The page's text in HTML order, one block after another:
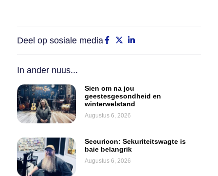
Deel op sosiale media
In ander nuus...
Sien om na jou
geestesgesondheid en
winterwelstand
Augustus 6, 2026
Securicon: Sekuriteitswagte is
baie belangrik
Augustus 6, 2026